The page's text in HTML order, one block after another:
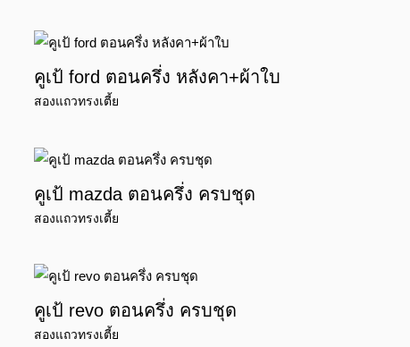
คูเป้ ford ตอนครึ่ง หลังคา+ผ้าใบ
สองแถวทรงเตี้ย
คูเป้ mazda ตอนครึ่ง ครบชุด
สองแถวทรงเตี้ย
คูเป้ revo ตอนครึ่ง ครบชุด
สองแถวทรงเตี้ย